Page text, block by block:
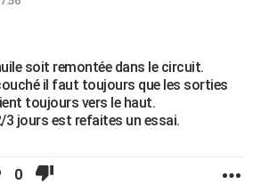
soit remontée dans le circuit.
il faut toujours que les sorties
toujours vers le haut.
3 jours est refaites un essai.
0